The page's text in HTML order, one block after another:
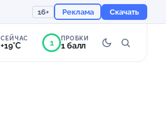
16+ Реклама Скачать
СЕЙЧАС
+19°C 1 ПРОБКИ
1 балл